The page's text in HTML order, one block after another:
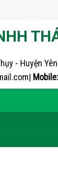
- Huyện
Mobile: